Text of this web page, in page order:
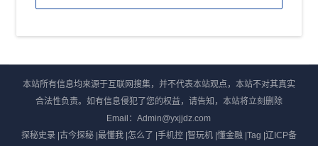
本站所有信息均来源于互联网搜集，并不代表本站观点，本站不对其真实
合法性负责。如有信息侵犯了您的权益，请告知，本站将立刻删除
Email：Admin@yxjjdz.com
探秘史录|古今探秘|最懂我|怎么了 |手机控|智玩机|懂金融 |Tag |辽ICP备